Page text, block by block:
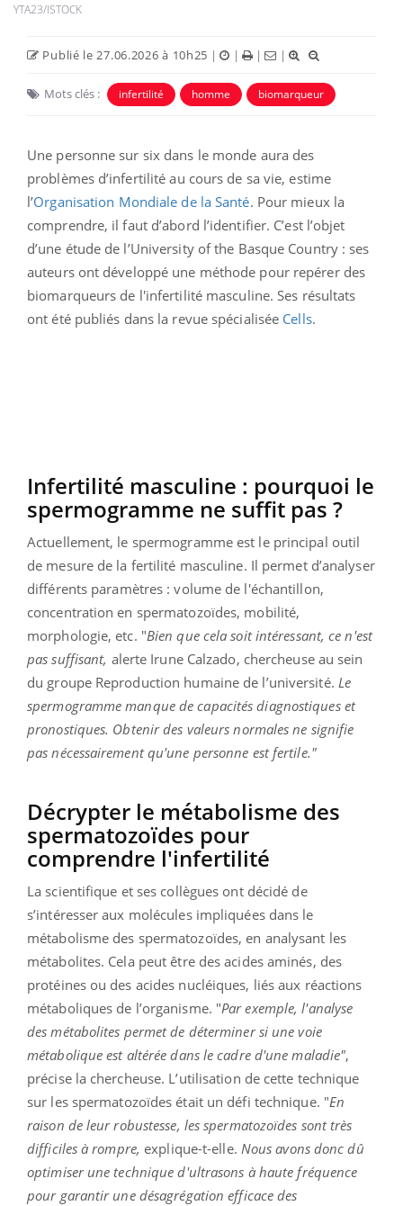
YTA23/ISTOCK
Publié le 27.06.2026 à 10h25 | | | |
Mots clés : infertilité homme biomarqueur
Une personne sur six dans le monde aura des
problèmes d’infertilité au cours de sa vie, estime
l’Organisation Mondiale de la Santé. Pour mieux la
comprendre, il faut d’abord l’identifier. C’est l’objet
d’une étude de l’University of the Basque Country : ses
auteurs ont développé une méthode pour repérer des
biomarqueurs de l'infertilité masculine. Ses résultats
ont été publiés dans la revue spécialisée Cells.
Infertilité masculine : pourquoi le
spermogramme ne suffit pas ?
Actuellement, le spermogramme est le principal outil
de mesure de la fertilité masculine. Il permet d’analyser
différents paramètres : volume de l'échantillon,
concentration en spermatozoïdes, mobilité,
morphologie, etc. "Bien que cela soit intéressant, ce n'est
pas suffisant, alerte Irune Calzado, chercheuse au sein
du groupe Reproduction humaine de l’université. Le
spermogramme manque de capacités diagnostiques et
pronostiques. Obtenir des valeurs normales ne signifie
pas nécessairement qu'une personne est fertile."
Décrypter le métabolisme des
spermatozoïdes pour
comprendre l'infertilité
La scientifique et ses collègues ont décidé de
s’intéresser aux molécules impliquées dans le
métabolisme des spermatozoïdes, en analysant les
métabolites. Cela peut être des acides aminés, des
protéines ou des acides nucléiques, liés aux réactions
métaboliques de l’organisme. "Par exemple, l'analyse
des métabolites permet de déterminer si une voie
métabolique est altérée dans le cadre d'une maladie",
précise la chercheuse. L’utilisation de cette technique
sur les spermatozoïdes était un défi technique. "En
raison de leur robustesse, les spermatozoïdes sont très
difficiles à rompre, explique-t-elle. Nous avons donc dû
optimiser une technique d'ultrasons à haute fréquence
pour garantir une désagrégation efficace des